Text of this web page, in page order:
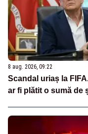
8 aug. 2026, 09:22
Scandal uriaș la
ar fi plătit o sumă de